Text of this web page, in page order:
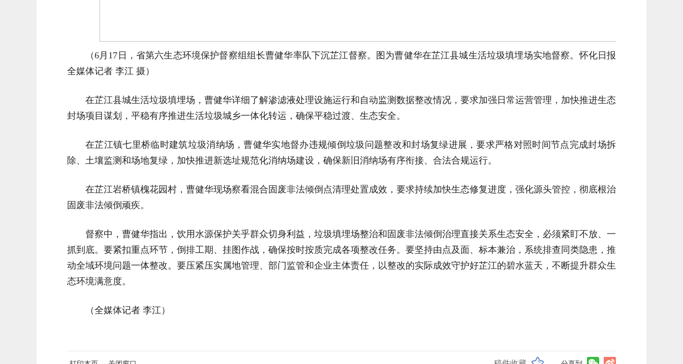
（6月17日，省第六生态环境保护督察组组长曹健华率队下沉芷江督察。图为曹健华在芷江县城生活垃圾填埋场实地督察。怀化日报
全媒体记者 李江 摄）
在芷江县城生活垃圾填埋场，曹健华详细了解渗滤液处理设施运行和自动监测数据整改情况，要求加强日常运营管理，加快推进生态
封场项目谋划，平稳有序推进生活垃圾城乡一体化转运，确保平稳过渡、生态安全。
在芷江镇七里桥临时建筑垃圾消纳场，曹健华实地督办违规倾倒垃圾问题整改和封场复绿进展，要求严格对照时间节点完成封场拆
除、土壤监测和场地复绿，加快推进新选址规范化消纳场建设，确保新旧消纳场有序衔接、合法合规运行。
在芷江岩桥镇槐花园村，曹健华现场察看混合固废非法倾倒点清理处置成效，要求持续加快生态修复进度，强化源头管控，彻底根治
固废非法倾倒顽疾。
督察中，曹健华指出，饮用水源保护关乎群众切身利益，垃圾填埋场整治和固废非法倾倒治理直接关系生态安全，必须紧盯不放、一
抓到底。要紧扣重点环节，倒排工期、挂图作战，确保按时按质完成各项整改任务。要坚持由点及面、标本兼治，系统排查同类隐患，推
动全域环境问题一体整改。要压紧压实属地管理、部门监管和企业主体责任，以整改的实际成效守护好芷江的碧水蓝天，不断提升群众生
态环境满意度。
（全媒体记者 李江）